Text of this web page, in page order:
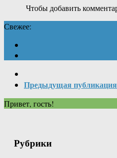
Чтобы добавить
Свежее:
Предыдущая публикация
Привет, гость!
Рубрики